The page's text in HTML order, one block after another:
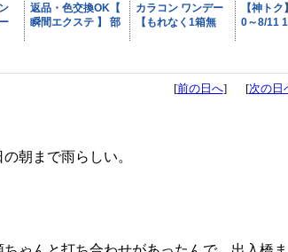
[前の日へ] [次の日
朝まで雨らしい。